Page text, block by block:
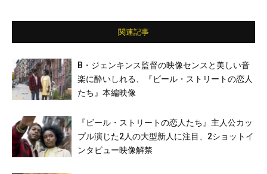
か
関連記事
B・ジェンキンス監督の映像センスと美しい音
楽に酔いしれる、『ビール・ストリートの恋人
たち』本編映像
『ビール・ストリートの恋人たち』主人公カッ
プル演じた2人の大型新人に注目、2ショットイ
ンタビュー映像解禁